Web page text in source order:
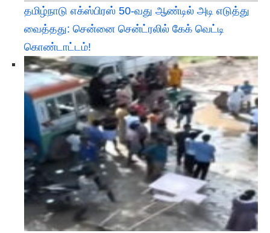
தமிழ்நாடு எக்ஸ்பிரஸ் 50-வது ஆண்டில் அடி எடுத்து
வைத்தது: சென்னை சென்ட்ரலில் கேக் வெட்டி
கொண்டாட்டம்!